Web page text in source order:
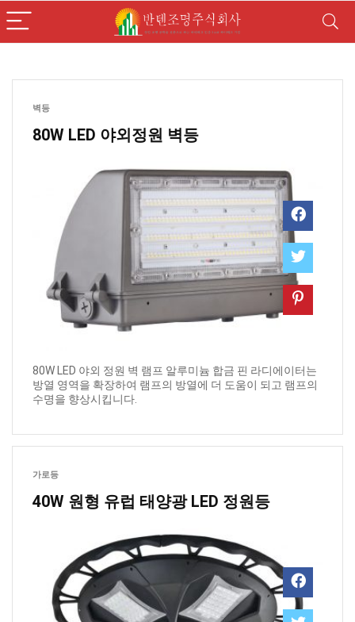
벽등
80W LED 야외정원 벽등
80W LED 야외 정원 벽 램프 알루미늄 합금 핀 라디에이터는
방열 영역을 확장하여 램프의 방열에 더 도움이 되고 램프의
수명을 향상시킵니다.
가로등
40W 원형 유럽 태양광 LED 정원등